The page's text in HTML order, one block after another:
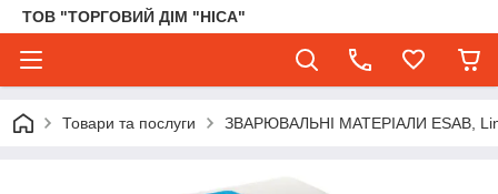
ТОВ "ТОРГОВИЙ ДІМ "НІСА"
Товари та послуги ЗВАРЮВАЛЬНІ МАТЕРІАЛИ ESAB,